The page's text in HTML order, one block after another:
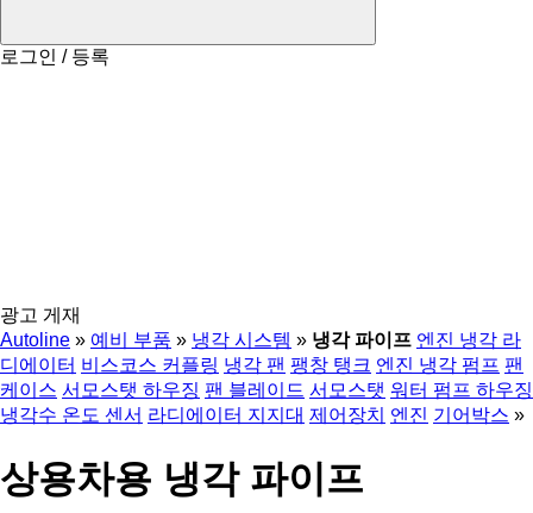
로그인 / 등록
광고 게재
Autoline » 예비 부품 » 냉각 시스템 » 냉각 파이프 엔진 냉각 라
디에이터 비스코스 커플링 냉각 팬 팽창 탱크 엔진 냉각 펌프 팬
케이스 서모스탯 하우징 팬 블레이드 서모스탯 워터 펌프 하우징
냉각수 온도 센서 라디에이터 지지대 제어장치 엔진 기어박스 »
상용차용 냉각 파이프